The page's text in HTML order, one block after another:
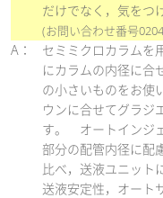
だけでなく，気をつ
(お問い合わせ番号0204
A：
セミミクロカラムを
にカラムの内径に合
の小さいものをお使
ウンに合せてグラジ
す。 オートインジ
部分の配管内径に配
比べ，送液ユニット
送液安定性，オート